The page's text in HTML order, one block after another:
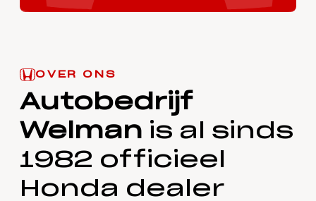
OVER ONS
Autobedrijf
Welman is al sinds
1982 officieel
Honda dealer